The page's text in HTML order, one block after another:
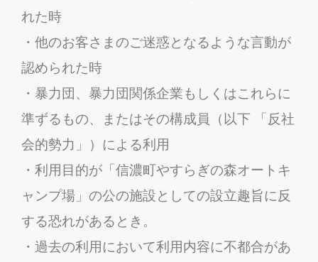
れた時
・他のお客さまのご迷惑となるような言動が
認められた時
・暴力団、暴力団関係企業もしくはこれらに
準ずるもの、またはその構成員（以下 「反社
会的勢力」）による利用
・利用目的が「信濃町やすらぎの森オートキ
ャンプ場」の公の施設としての設立趣旨に反
する恐れがあるとき。
・過去の利用において利用内容に不都合があ